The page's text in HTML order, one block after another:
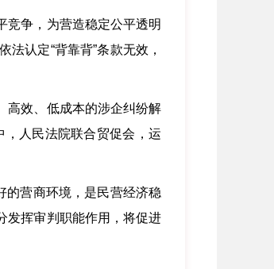
竞争，为营造稳定公平透明
认定“背靠背”条款无效，
高效、低成本的涉企纠纷解
人民法院联合贸促会，运
营商环境，是民营经济稳
发挥审判职能作用，将促进